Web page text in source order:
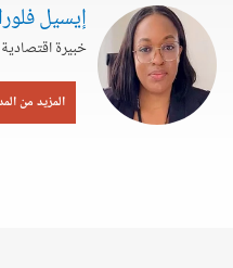
إيسيل
خبيرة
المزيد من